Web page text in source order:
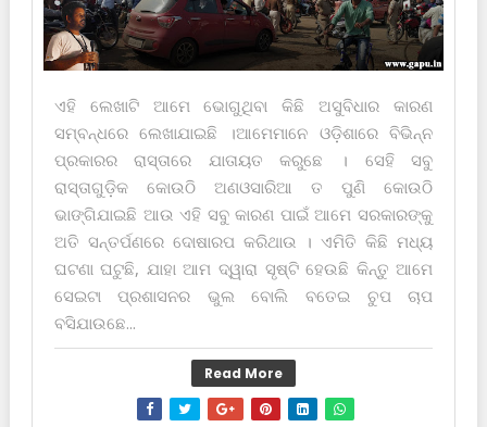
ଏହି ଲେଖାଟି ଆମେ ଭୋଗୁଥିବା କିଛି ଅସୁବିଧାର କାରଣ
ସମ୍ବନ୍ଧରେ ଲେଖାଯାଇଛି ।ଆମେମାନେ ଓଡ଼ିଶାରେ ବିଭିନ୍ନ
ପ୍ରକାରର ରାସ୍ତାରେ ଯାତାୟତ କରୁଛେ । ସେହି ସବୁ
ରାସ୍ତାଗୁଡ଼ିକ କୋଉଠି ଅଣଓସାରିଆ ତ ପୁଣି କୋଉଠି
ଭାଙ୍ଗିଯାଇଛି ଆଉ ଏହି ସବୁ କାରଣ ପାଇଁ ଆମେ ସରକାରଙ୍କୁ
ଅତି ସନ୍ତର୍ପଣରେ ଦୋଷାରପ କରିଥାଉ । ଏମିତି କିଛି ମଧ୍ୟ
ଘଟଣା ଘଟୁଛି, ଯାହା ଆମ ଦ୍ୱାରା ସୃଷ୍ଟି ହେଉଛି କିନ୍ତୁ ଆମେ
ସେଇଟା ପ୍ରଶାସନର ଭୁଲ ବୋଲି ବତେଇ ଚୁପ ଚାପ
ବସିଯାଉଛେ...
Read More